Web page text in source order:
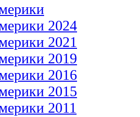
2024
2021
2019
2016
2015
2011